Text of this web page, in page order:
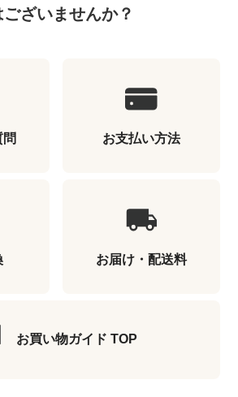
ざいませんか？
お支払い方法
お届け・配送料
お買い物ガイド TOP